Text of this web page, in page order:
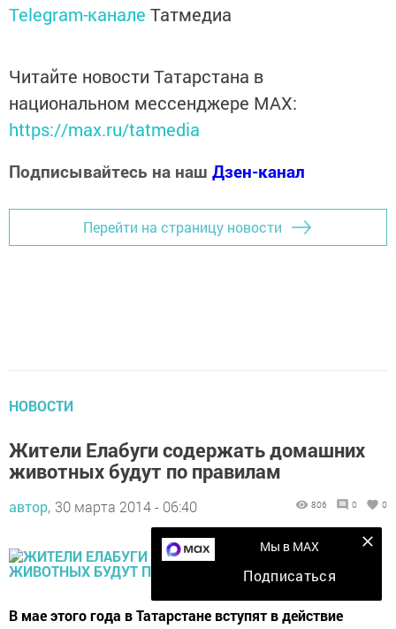
Telegram-канале Татмедиа
Читайте новости Татарстана в
национальном мессенджере MАХ:
https://max.ru/tatmedia
Подписывайтесь на наш Дзен-канал
Перейти на страницу новости
НОВОСТИ
Жители Елабуги содержать домашних
животных будут по правилам
автор, 30 марта 2014 - 06:40 806 0 0
В мае этого года в Татарстане вступят в действие
Мы в MAX
Подписаться